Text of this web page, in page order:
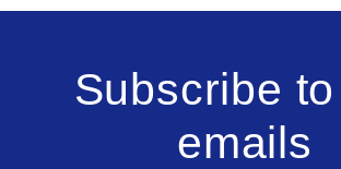
Subscribe
emails